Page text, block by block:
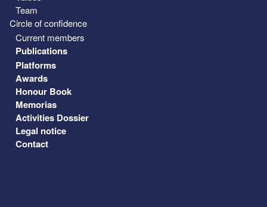
Team
Circle of confidence
Current members
Publications
Platforms
Awards
Honour Book
Memorias
Activities Dossier
Legal notice
Contact